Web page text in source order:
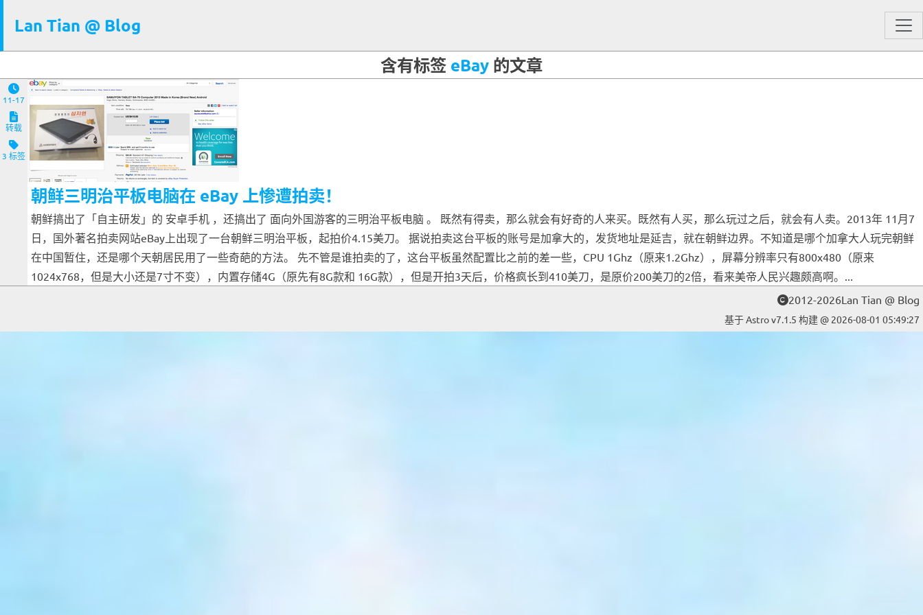
Lan Tian @ Blog
含有标签 eBay 的文章
11-17
转载
3 标签
朝鲜三明治平板电脑在 eBay 上惨遭拍卖！
朝鲜搞出了「自主研发」的 安卓手机 ，还搞出了 面向外国游客的三明治平板电脑 。 既然有得卖，那么就会有好奇的人来买。既然有人买，那么玩过之后，就会有人卖。2013年 11月7
日，国外著名拍卖网站eBay上出现了一台朝鲜三明治平板，起拍价4.15美刀。 据说拍卖这台平板的账号是加拿大的，发货地址是延吉，就在朝鲜边界。不知道是哪个加拿大人玩完朝鲜
在中国暂住，还是哪个天朝居民用了一些奇葩的方法。 先不管是谁拍卖的了，这台平板虽然配置比之前的差一些，CPU 1Ghz（原来1.2Ghz），屏幕分辨率只有800x480（原来
1024x768，但是大小还是7寸不变），内置存储4G（原先有8G款和 16G款），但是开拍3天后，价格疯长到410美刀，是原价200美刀的2倍，看来美帝人民兴趣颇高啊。...
2012-2026Lan Tian @ Blog
基于 Astro v7.1.5 构建 @ 2026-08-01 05:49:27